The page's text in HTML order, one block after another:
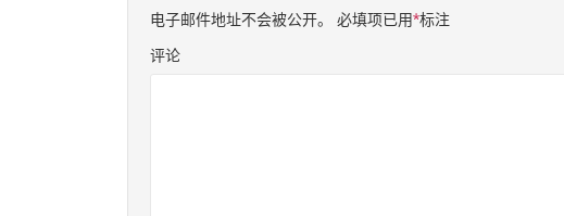
电子邮件地址不会被公开。 必填项已用*标注
评论